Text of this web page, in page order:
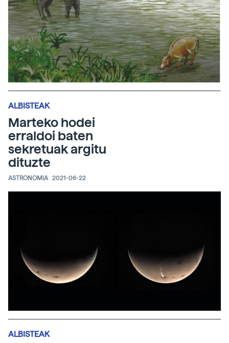
ALBISTEAK
Marteko hodei
erraldoi baten
sekretuak argitu
dituzte
ASTRONOMIA 2021-06-22
ALBISTEAK